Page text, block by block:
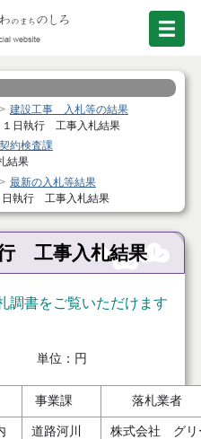
建設工事 入札等の結果
１日執行 工事入札結果
契約検査課
結果
最新の入札等結果
日執行 工事入札結果
工事入札結果
調書をご覧いただけます
円
事業課 落札業者
道路河川
株式会社 グリ